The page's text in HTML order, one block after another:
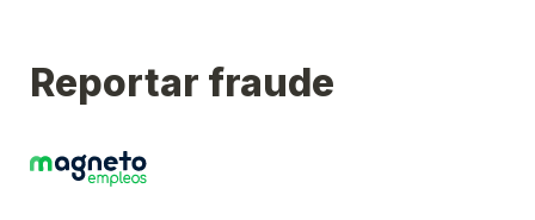
Reportar fraude